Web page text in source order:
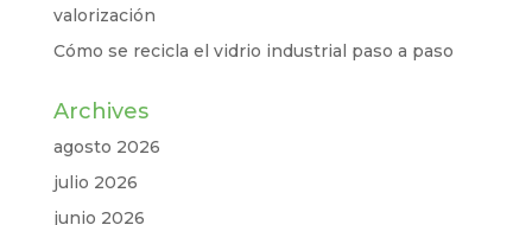
valorización
Cómo se recicla el vidrio industrial paso a paso
Archives
agosto 2026
julio 2026
junio 2026